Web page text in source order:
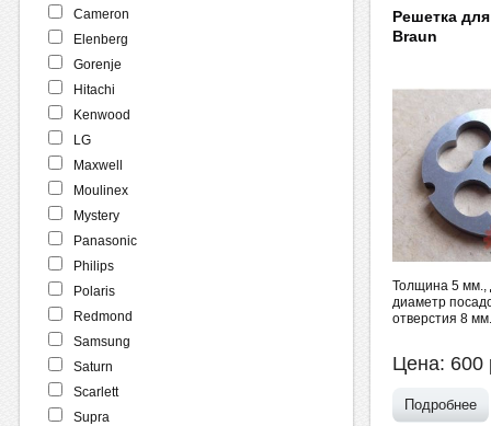
Cameron
Elenberg
Gorenje
Hitachi
Kenwood
LG
Maxwell
Moulinex
Mystery
Panasonic
Philips
Polaris
Redmond
Samsung
Saturn
Scarlett
Supra
Решетка
Braun
Толщина 5 мм.,
диаметр
отверстия 8 мм.
Цена: 600
Подробнее